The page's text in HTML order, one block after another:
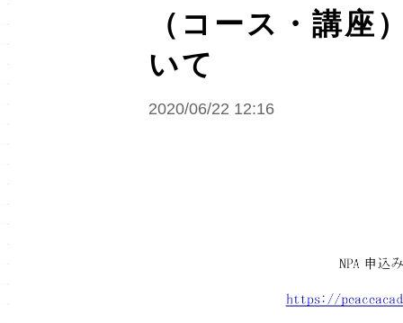
（コース・講座
いて
2020/06/22 12:16